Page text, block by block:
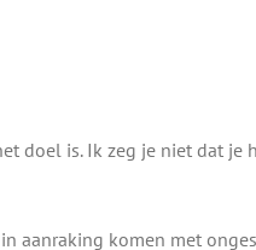
is. Ik zeg je niet dat je
komen met